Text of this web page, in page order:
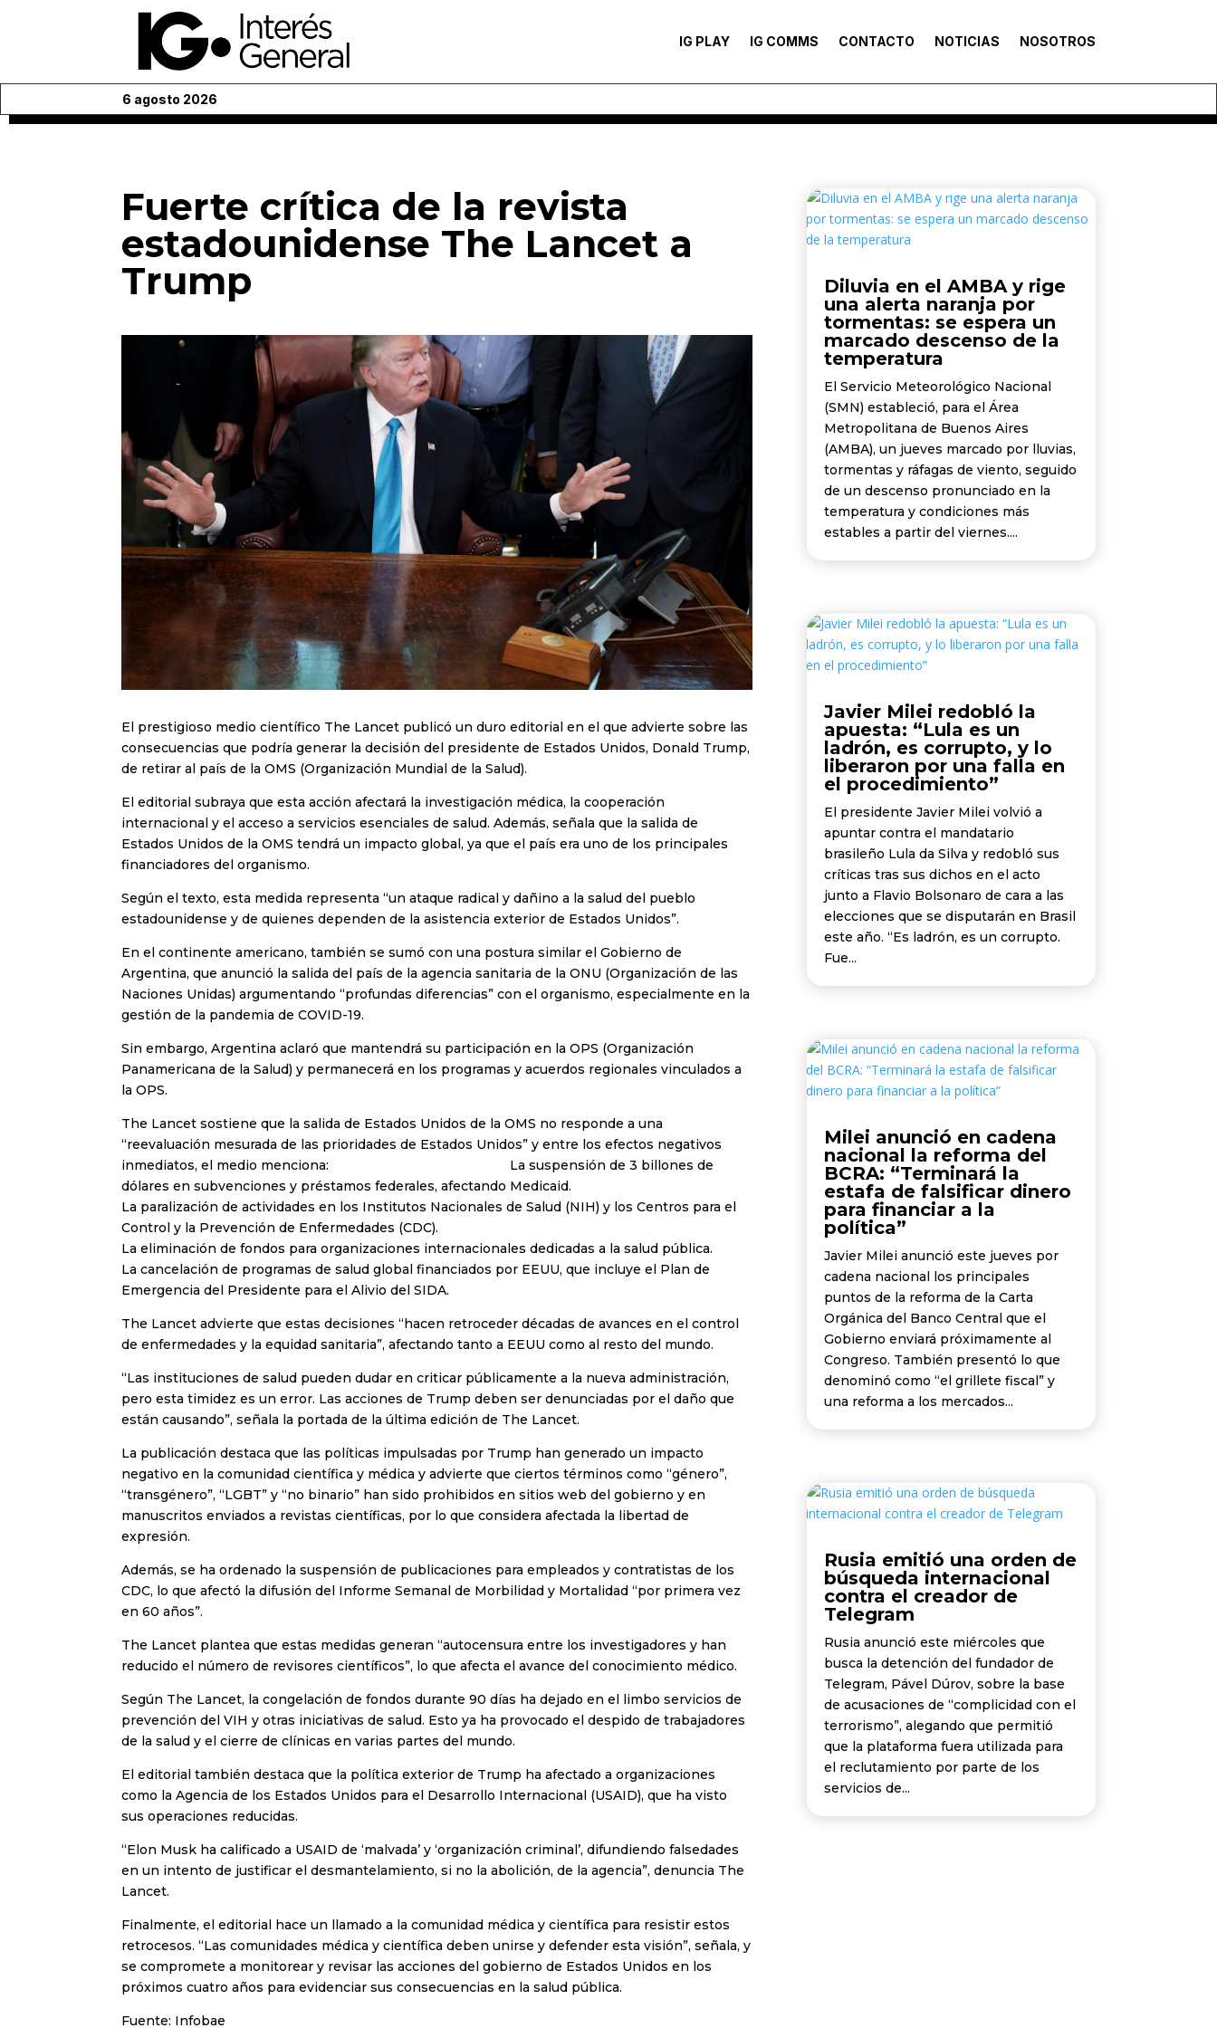
IG PLAY IG COMMS CONTACTO NOTICIAS NOSOTROS
6 agosto 2026
Fuerte crítica de la revista
estadounidense The Lancet a
Trump
El prestigioso medio científico The Lancet publicó un duro editorial en el que advierte sobre las
consecuencias que podría generar la decisión del presidente de Estados Unidos, Donald Trump,
de retirar al país de la OMS (Organización Mundial de la Salud).
El editorial subraya que esta acción afectará la investigación médica, la cooperación
internacional y el acceso a servicios esenciales de salud. Además, señala que la salida de
Estados Unidos de la OMS tendrá un impacto global, ya que el país era uno de los principales
financiadores del organismo.
Según el texto, esta medida representa “un ataque radical y dañino a la salud del pueblo
estadounidense y de quienes dependen de la asistencia exterior de Estados Unidos”.
En el continente americano, también se sumó con una postura similar el Gobierno de
Argentina, que anunció la salida del país de la agencia sanitaria de la ONU (Organización de las
Naciones Unidas) argumentando “profundas diferencias” con el organismo, especialmente en la
gestión de la pandemia de COVID-19.
Sin embargo, Argentina aclaró que mantendrá su participación en la OPS (Organización
Panamericana de la Salud) y permanecerá en los programas y acuerdos regionales vinculados a
la OPS.
The Lancet sostiene que la salida de Estados Unidos de la OMS no responde a una
“reevaluación mesurada de las prioridades de Estados Unidos” y entre los efectos negativos
inmediatos, el medio menciona: La suspensión de 3 billones de
dólares en subvenciones y préstamos federales, afectando Medicaid.
La paralización de actividades en los Institutos Nacionales de Salud (NIH) y los Centros para el
Control y la Prevención de Enfermedades (CDC).
La eliminación de fondos para organizaciones internacionales dedicadas a la salud pública.
La cancelación de programas de salud global financiados por EEUU, que incluye el Plan de
Emergencia del Presidente para el Alivio del SIDA.
The Lancet advierte que estas decisiones “hacen retroceder décadas de avances en el control
de enfermedades y la equidad sanitaria”, afectando tanto a EEUU como al resto del mundo.
“Las instituciones de salud pueden dudar en criticar públicamente a la nueva administración,
pero esta timidez es un error. Las acciones de Trump deben ser denunciadas por el daño que
están causando”, señala la portada de la última edición de The Lancet.
La publicación destaca que las políticas impulsadas por Trump han generado un impacto
negativo en la comunidad científica y médica y advierte que ciertos términos como “género”,
“transgénero”, “LGBT” y “no binario” han sido prohibidos en sitios web del gobierno y en
manuscritos enviados a revistas científicas, por lo que considera afectada la libertad de
expresión.
Además, se ha ordenado la suspensión de publicaciones para empleados y contratistas de los
CDC, lo que afectó la difusión del Informe Semanal de Morbilidad y Mortalidad “por primera vez
en 60 años”.
The Lancet plantea que estas medidas generan “autocensura entre los investigadores y han
reducido el número de revisores científicos”, lo que afecta el avance del conocimiento médico.
Según The Lancet, la congelación de fondos durante 90 días ha dejado en el limbo servicios de
prevención del VIH y otras iniciativas de salud. Esto ya ha provocado el despido de trabajadores
de la salud y el cierre de clínicas en varias partes del mundo.
El editorial también destaca que la política exterior de Trump ha afectado a organizaciones
como la Agencia de los Estados Unidos para el Desarrollo Internacional (USAID), que ha visto
sus operaciones reducidas.
“Elon Musk ha calificado a USAID de ‘malvada’ y ‘organización criminal’, difundiendo falsedades
en un intento de justificar el desmantelamiento, si no la abolición, de la agencia”, denuncia The
Lancet.
Finalmente, el editorial hace un llamado a la comunidad médica y científica para resistir estos
retrocesos. “Las comunidades médica y científica deben unirse y defender esta visión”, señala, y
se compromete a monitorear y revisar las acciones del gobierno de Estados Unidos en los
próximos cuatro años para evidenciar sus consecuencias en la salud pública.
Fuente: Infobae
Diluvia en el AMBA y rige
una alerta naranja por
tormentas: se espera un
marcado descenso de la
temperatura
El Servicio Meteorológico Nacional
(SMN) estableció, para el Área
Metropolitana de Buenos Aires
(AMBA), un jueves marcado por lluvias,
tormentas y ráfagas de viento, seguido
de un descenso pronunciado en la
temperatura y condiciones más
estables a partir del viernes....
Javier Milei redobló la
apuesta: “Lula es un
ladrón, es corrupto, y lo
liberaron por una falla en
el procedimiento”
El presidente Javier Milei volvió a
apuntar contra el mandatario
brasileño Lula da Silva y redobló sus
críticas tras sus dichos en el acto
junto a Flavio Bolsonaro de cara a las
elecciones que se disputarán en Brasil
este año. “Es ladrón, es un corrupto.
Fue...
Milei anunció en cadena
nacional la reforma del
BCRA: “Terminará la
estafa de falsificar dinero
para financiar a la
política”
Javier Milei anunció este jueves por
cadena nacional los principales
puntos de la reforma de la Carta
Orgánica del Banco Central que el
Gobierno enviará próximamente al
Congreso. También presentó lo que
denominó como “el grillete fiscal” y
una reforma a los mercados...
Rusia emitió una orden de
búsqueda internacional
contra el creador de
Telegram
Rusia anunció este miércoles que
busca la detención del fundador de
Telegram, Pável Dúrov, sobre la base
de acusaciones de “complicidad con el
terrorismo”, alegando que permitió
que la plataforma fuera utilizada para
el reclutamiento por parte de los
servicios de...